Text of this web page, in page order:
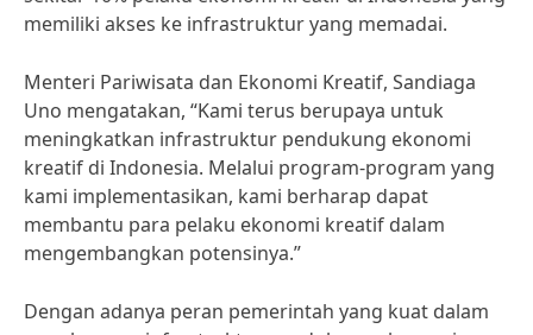
memiliki akses ke infrastruktur yang memadai.
Menteri Pariwisata dan Ekonomi Kreatif, Sandiaga
Uno mengatakan, “Kami terus berupaya untuk
meningkatkan infrastruktur pendukung ekonomi
kreatif di Indonesia. Melalui program-program yang
kami implementasikan, kami berharap dapat
membantu para pelaku ekonomi kreatif dalam
mengembangkan potensinya.”
Dengan adanya peran pemerintah yang kuat dalam